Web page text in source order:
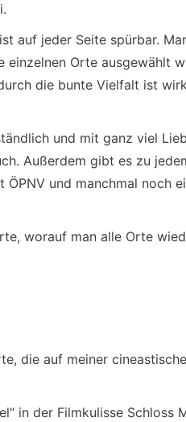
auf jeder Seite spürbar.
Orte ausgewählt
die bunte Vielfalt ist
und mit ganz viel
Außerdem gibt es zu
und manchmal noch
worauf man alle Orte
die auf meiner
in der Filmkulisse Schloss